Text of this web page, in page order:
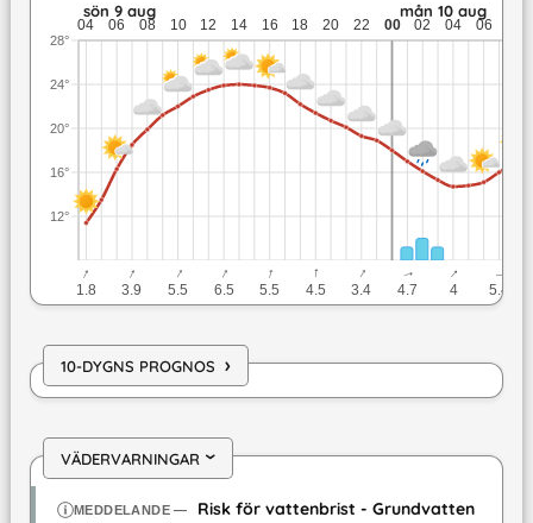
sön 9 aug mån 10 aug
04 06 08 10 12 14 16 18 20 22 00 02 04 06
12°
16°
20°
24°
28°
↓
1.8
↓
3.9
↓
5.5
↓
6.5
↓
5.5
↓
4.5
↓
3.4
↓
4.7
↓
4
↓
5.4
10-DYGNS PROGNOS ›
VÄDERVARNINGAR›
MEDDELANDE—
Risk för vattenbrist - Grundvatten